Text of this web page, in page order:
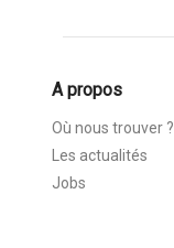
A propos
Où nous trouver ?
Les actualités
Jobs